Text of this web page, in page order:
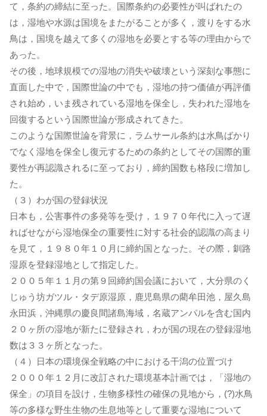
て，条約の締結に至った。国際条約の必要性が叫ばれたの
は，湿地や水源は国境をまたがることが多く，渡りをする水
鳥は，国境を越えて多くの湿地を必要とする等の理由からで
あった。
その後，地球規模での湿地の消失や破壊という深刻な事態に
直面した中で，国際世論の中でも，湿地の持つ価値が再評価
され始め，いま残されている湿地を保全し，失われた湿地を
回復するという国際世論が形成されてきた。
このような国際世論を背景に，ラムサール条約は水鳥ばかり
でなく湿地を保全し復元するための条約としてその国際的重
要性が再認識されるに至っており，締約国数も格段に増加し
た。
（３）わが国の登録状況
日本も，公害事件の多発等を受け，１９７０年代に入って遅
ればせながら湿地保全の重要性に対する社会的認識の高まり
を見て，１９８０年１０月に締約国となった。その際，釧路
湿原を登録湿地として指定した。
２００５年１１月の第９回締約国会議において，大分県のく
じゅう坊ガツル・タデ原湿原，鹿児島県の藺牟田池，屋久島
永田浜，沖縄県の慶良間諸島海域，名蔵アンパルを含む国内
２０ヶ所の湿地が新たに登録され，わが国の現在の登録湿地
数は３３ヶ所となった。
（４）日本の環境保全戦略の中における干潟の位置づけ
２０００年１２月に改訂された環境基本計画では，「湿地の
保全」の項目を設け，生物多様性の確保の見地から，(?)水鳥
等の多様な野生生物の生息地等として重要な湿地について